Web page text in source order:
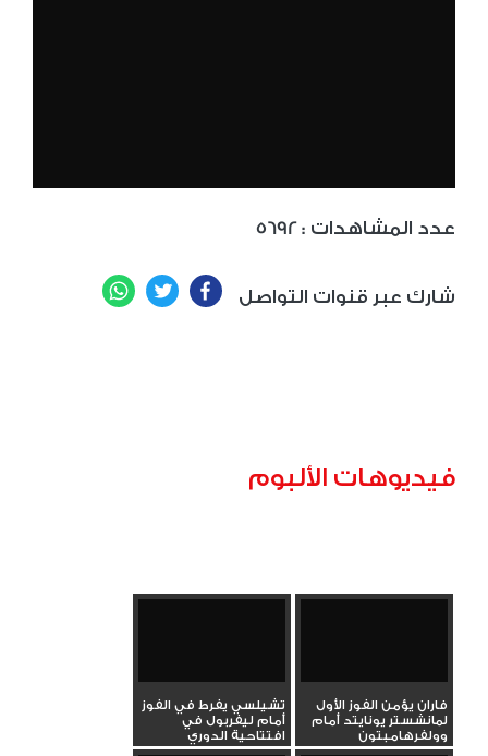
5692 : عدد المشاهدات
شارك عبر قنوات التواصل Facebook
Twitter
فيديوهات الألبوم
فاران يؤمن الفوز الأول
لمانشستر يونايتد أمام
وولفرهامبتون
تشيلسي يفرط في الفوز
أمام ليفربول في
افتتاحية الدوري